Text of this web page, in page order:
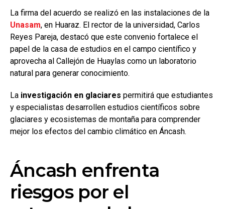
La firma del acuerdo se realizó en las instalaciones de la
Unasam, en Huaraz. El rector de la universidad, Carlos
Reyes Pareja, destacó que este convenio fortalece el
papel de la casa de estudios en el campo científico y
aprovecha al Callejón de Huaylas como un laboratorio
natural para generar conocimiento.
La investigación en glaciares permitirá que estudiantes
y especialistas desarrollen estudios científicos sobre
glaciares y ecosistemas de montaña para comprender
mejor los efectos del cambio climático en Áncash.
Áncash enfrenta
riesgos por el